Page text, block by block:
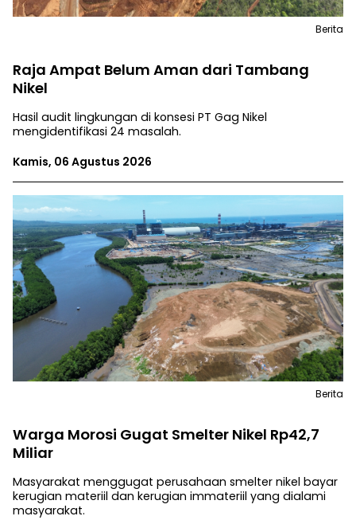
Raja Ampat Belum Aman dari Tambang
Nikel
Hasil audit lingkungan di konsesi PT Gag Nikel
mengidentifikasi 24 masalah.
Kamis, 06 Agustus 2026
Berita
Warga Morosi Gugat Smelter Nikel Rp42,7
Miliar
Masyarakat menggugat perusahaan smelter nikel bayar
kerugian materiil dan kerugian immateriil yang dialami
masyarakat.
Berita